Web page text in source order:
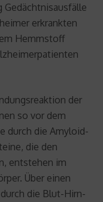
Gedächtnisausfälle
erkrankten
Hemmstoff
der
so vor dem
durch die Amyloid-
die den
entstehen im
Über einen
die Blut-Hirn-